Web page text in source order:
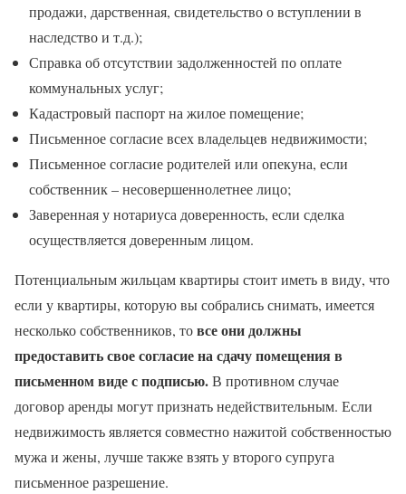
продажи, дарственная, свидетельство о вступлении в
наследство и т.д.);
Справка об отсутствии задолженностей по оплате
коммунальных услуг;
Кадастровый паспорт на жилое помещение;
Письменное согласие всех владельцев недвижимости;
Письменное согласие родителей или опекуна, если
собственник – несовершеннолетнее лицо;
Заверенная у нотариуса доверенность, если сделка
осуществляется доверенным лицом.
Потенциальным жильцам квартиры стоит иметь в виду, что
если у квартиры, которую вы собрались снимать, имеется
несколько собственников, товсе они должны
предоставить свое согласие на сдачу помещения в
письменном виде с подписью.В противном случае
договор аренды могут признать недействительным. Если
недвижимость является совместно нажитой собственностью
мужа и жены, лучше также взять у второго супруга
письменное разрешение.